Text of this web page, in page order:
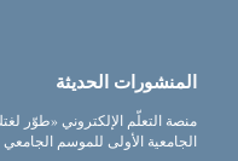
المنشورات الحديثة
منصة التعلّم الإلكتروني «طوّر
الجامعية الأولى للموسم الجامعي 2026–2027.